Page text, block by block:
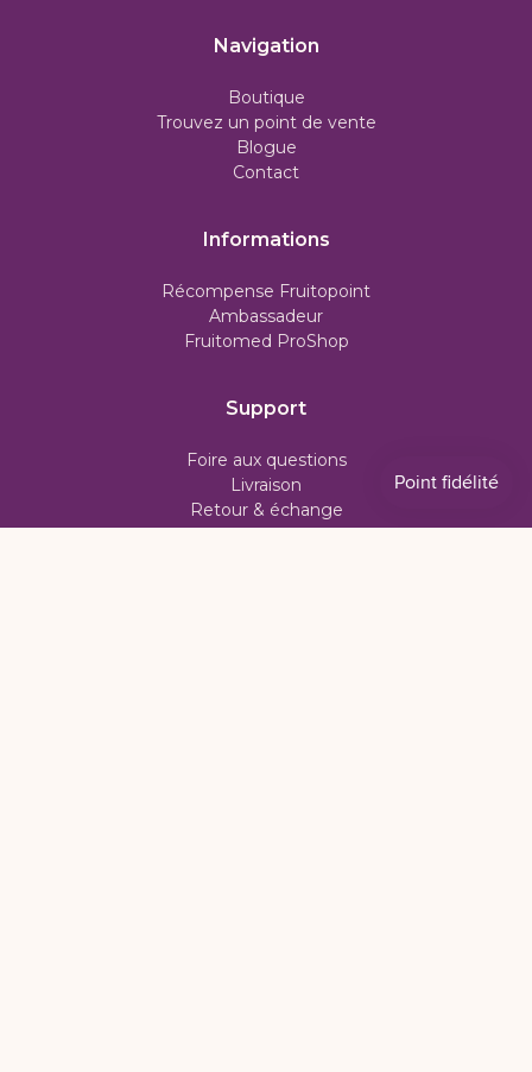
Navigation
Boutique
Trouvez un point de vente
Blogue
Contact
Informations
Récompense Fruitopoint
Ambassadeur
Fruitomed ProShop
Support
Foire aux questions
Livraison
Retour & échange
Politique d'abonnement